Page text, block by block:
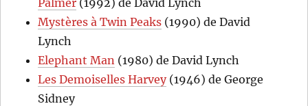
Mystères à Twin Peaks (1990) de David
Lynch
Elephant Man (1980) de David Lynch
Les Demoiselles Harvey(1946) de George
Sidney